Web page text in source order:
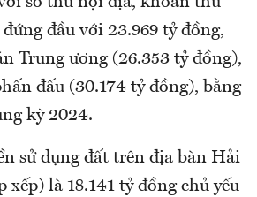
đầu với 23.969 tỷ đồng,
Trung ương (26.353 tỷ đồng),
đấu (30.174 tỷ đồng), bằng
kỳ 2024.
sử dụng đất trên địa bàn Hải
xếp) là 18.141 tỷ đồng chủ yếu